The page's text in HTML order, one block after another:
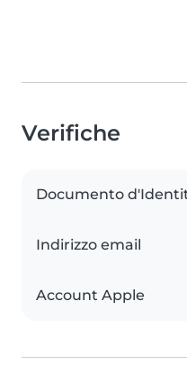
Verifiche
Documento
Indirizzo email
Account Apple